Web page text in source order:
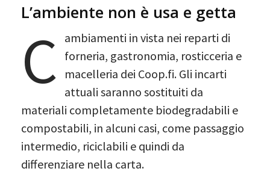
L’ambiente non è usa e getta
C ambiamenti in vista nei reparti di
forneria, gastronomia, rosticceria e
macelleria dei Coop.fi. Gli incarti
attuali saranno sostituiti da
materiali completamente biodegradabili e
compostabili, in alcuni casi, come passaggio
intermedio, riciclabili e quindi da
differenziare nella carta.